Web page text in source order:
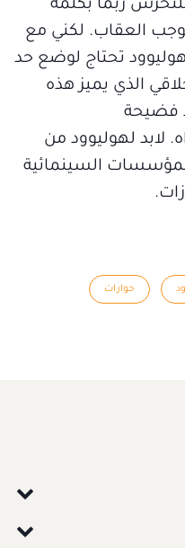
ربما بكلمة
العقاب. لكني مع
تحتاج لوضع حد
الذي يميز هذه
فضيحة
لابد لهوليوود من
السينمائية
حوارات